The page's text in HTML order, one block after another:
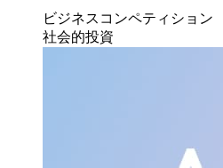
ビジネスコンペティション
社会的投資